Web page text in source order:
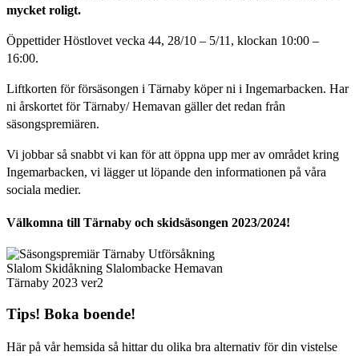
mycket roligt.
Öppettider Höstlovet vecka 44, 28/10 – 5/11, klockan 10:00 –
16:00.
Liftkorten för försäsongen i Tärnaby köper ni i Ingemarbacken. Har
ni årskortet för Tärnaby/ Hemavan gäller det redan från
säsongspremiären.
Vi jobbar så snabbt vi kan för att öppna upp mer av området kring
Ingemarbacken, vi lägger ut löpande den informationen på våra
sociala medier.
Välkomna till Tärnaby och skidsäsongen 2023/2024!
Tips! Boka boende!
Här på vår hemsida så hittar du olika bra alternativ för din vistelse